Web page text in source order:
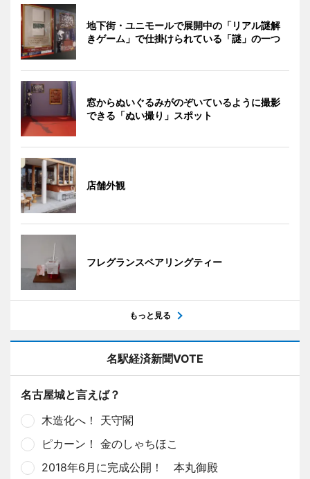
地下街・ユニモールで展開中の「リアル謎解
きゲーム」で仕掛けられている「謎」の一つ
窓からぬいぐるみがのぞいているように撮影
できる「ぬい撮り」スポット
店舗外観
フレグランスペアリングティー
もっと見る
名駅経済新聞VOTE
名古屋城と言えば？
木造化へ！ 天守閣
ピカーン！ 金のしゃちほこ
2018年6月に完成公開！ 本丸御殿